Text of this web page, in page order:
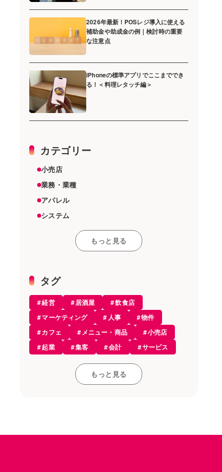
2026年最新！POSレジ導入に使える
補助金や助成金の例｜検討時の重要
な注意点
iPhoneの標準アプリでここまででき
る！＜料理レタッチ編＞
カテゴリー
小売店
業務・業種
アパレル
システム
スーパーマーケット
機器
エステ
開業・経営
開業知識
モバイルオーダー
お役立ち情報
もっと見る
タグ
経営 居酒屋
飲食店
マーケティング
人事
物件
カフェ
メニュー・商品
小売店
起業
集客 会計
サービス
開業
接客・販売
雇用
和食
内装
ラーメン
食材
もっと見る